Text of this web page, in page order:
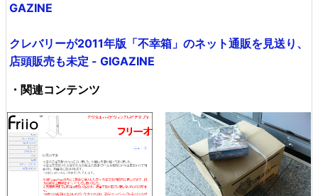
GAZINE
クレバリーが2011年版「不幸箱」のネット通販を見送り、
店頭販売も未定 - GIGAZINE
・関連コンテンツ